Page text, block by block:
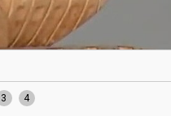
3 4